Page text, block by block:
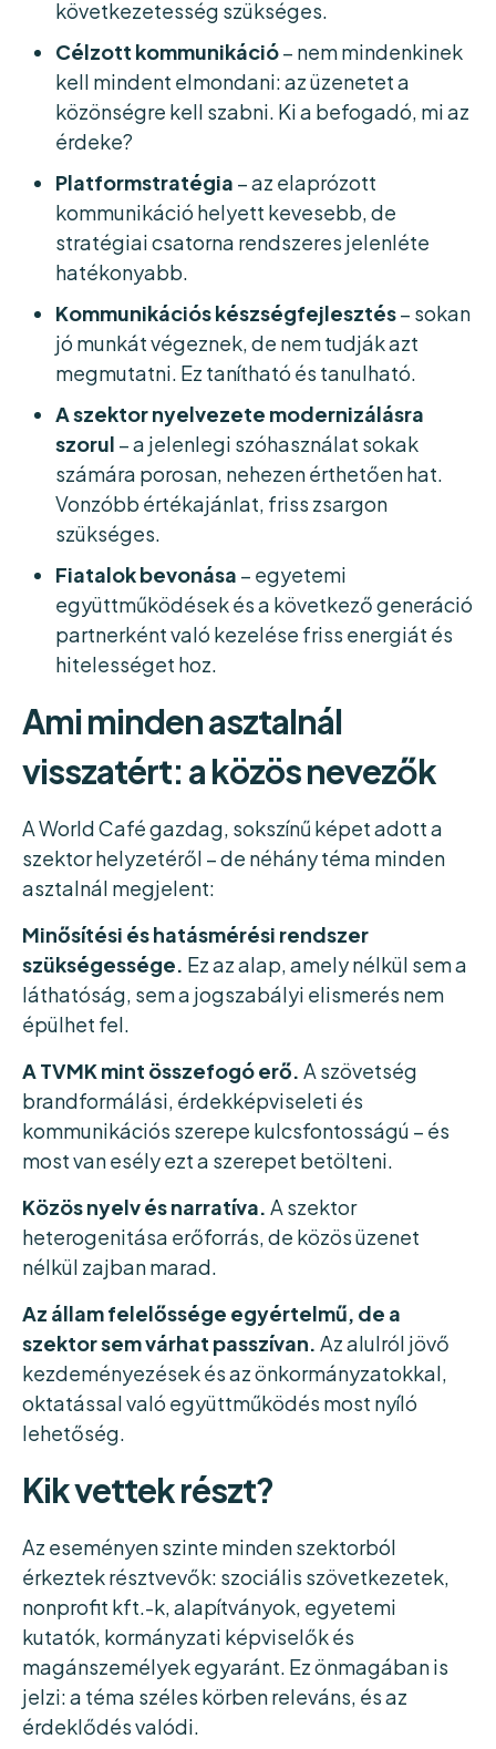
következetesség szükséges.
Célzott kommunikáció– nem mindenkinek
kell mindent elmondani: az üzenetet a
közönségre kell szabni. Ki a befogadó, mi az
érdeke?
Platformstratégia – az elaprózott
kommunikáció helyett kevesebb, de
stratégiai csatorna rendszeres jelenléte
hatékonyabb.
Kommunikációs készségfejlesztés– sokan
jó munkát végeznek, de nem tudják azt
megmutatni. Ez tanítható és tanulható.
A szektor nyelvezete modernizálásra
szorul – a jelenlegi szóhasználat sokak
számára porosan, nehezen érthetően hat.
Vonzóbb értékajánlat, friss zsargon
szükséges.
Fiatalok bevonása – egyetemi
együttműködések és a következő generáció
partnerként való kezelése friss energiát és
hitelességet hoz.
Ami minden asztalnál
visszatért: a közös nevezők
A World Café gazdag, sokszínű képet adott a
szektor helyzetéről – de néhány téma minden
asztalnál megjelent:
Minősítési és hatásmérési rendszer
szükségessége. Ez az alap, amely nélkül sem a
láthatóság, sem a jogszabályi elismerés nem
épülhet fel.
A TVMK mint összefogó erő. A szövetség
brandformálási, érdekképviseleti és
kommunikációs szerepe kulcsfontosságú – és
most van esély ezt a szerepet betölteni.
Közös nyelv és narratíva. A szektor
heterogenitása erőforrás, de közös üzenet
nélkül zajban marad.
Az állam felelőssége egyértelmű, de a
szektor sem várhat passzívan. Az alulról jövő
kezdeményezések és az önkormányzatokkal,
oktatással való együttműködés most nyíló
lehetőség.
Kik vettek részt?
Az eseményen szinte minden szektorból
érkeztek résztvevők: szociális szövetkezetek,
nonprofit kft.-k, alapítványok, egyetemi
kutatók, kormányzati képviselők és
magánszemélyek egyaránt. Ez önmagában is
jelzi: a téma széles körben releváns, és az
érdeklődés valódi.